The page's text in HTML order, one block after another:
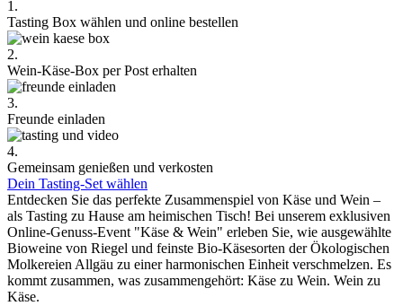
1.
Tasting Box wählen und online bestellen
2.
Wein-Käse-Box per Post erhalten
3.
Freunde einladen
4.
Gemeinsam genießen und verkosten
Dein Tasting-Set wählen
Entdecken Sie das perfekte Zusammenspiel von Käse und Wein –
als Tasting zu Hause am heimischen Tisch! Bei unserem exklusiven
Online-Genuss-Event "Käse & Wein" erleben Sie, wie ausgewählte
Bioweine von Riegel und feinste Bio-Käsesorten der Ökologischen
Molkereien Allgäu zu einer harmonischen Einheit verschmelzen. Es
kommt zusammen, was zusammengehört: Käse zu Wein. Wein zu
Käse.